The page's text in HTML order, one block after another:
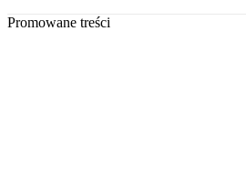
Promowane treści